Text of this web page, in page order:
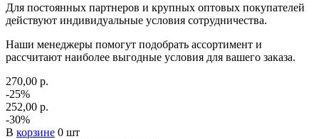
Для постоянных партнеров и крупных оптовых покупателей
действуют индивидуальные условия сотрудничества.
Наши менеджеры помогут подобрать ассортимент и
рассчитают наиболее выгодные условия для вашего заказа.
270,00 р.
-25%
252,00 р.
-30%
В корзине 0 шт